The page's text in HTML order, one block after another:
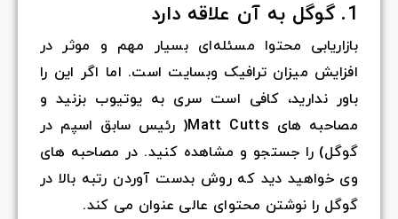
1. گوگل به آن علاقه دارد
بازاریابی محتوا مسئله‌ای بسیار مهم و موثر در
افزایش میزان ترافیک وبسایت است. اما اگر این را
باور ندارید، کافی است سری به یوتیوب بزنید و
مصاحبه های Matt Cutts( رئیس سابق اسپم در
گوگل) را جستجو و مشاهده کنید. در مصاحبه های
وی خواهید دید که روش بدست آوردن رتبه بالا در
گوگل را نوشتن محتوای عالی عنوان می کند.